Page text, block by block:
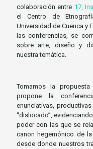
colaboración entre 17,
el Centro de
Universidad de Cuenca y
las conferencias, se
sobre arte, diseño y
nuestra temática.
Tomamos la
propone la
enunciativas,
“dislocado”,
poder con las que se
canon hegemónico de
desde donde nuestros